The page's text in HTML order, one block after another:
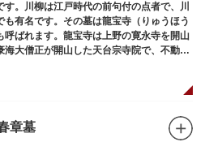
。川柳は江戸時代の前句付の点者で、川
有名です。その墓は龍宝寺（りゅうほう
呼ばれます。龍宝寺は上野の寛永寺を開山
海大僧正が開山した天台宗寺院で、不動明
ています。
章墓